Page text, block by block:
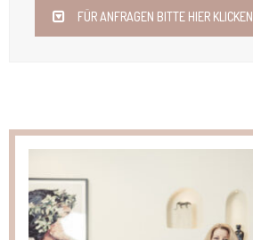
FÜR ANFRAGEN BITTE HIER KLICKEN